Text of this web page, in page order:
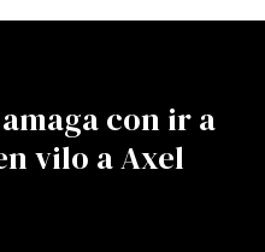
con ir a
vilo a Axel